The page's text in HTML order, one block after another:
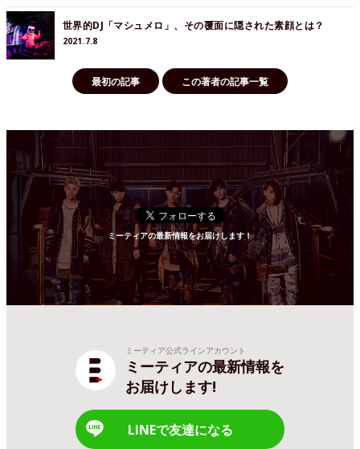
世界的DJ「マシュメロ」、その覆面に隠された素顔とは？
2021.7.8
最初の記事 この著者の記事一覧
ミーティアの最新情報をお届けします！
ミーティア公式ラインアカウント
ミーティアの最新情報を
お届けします!
LINEで友達になる